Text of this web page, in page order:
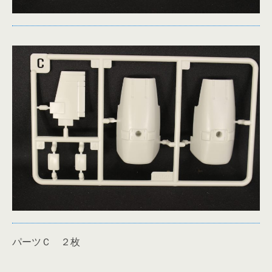
パーツＣ ２枚